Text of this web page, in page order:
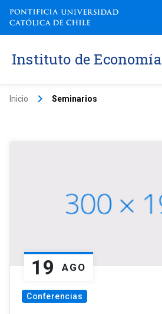
Instituto de Economía
Inicio keyboard_arrow_right Seminarios
19 AGO
Conferencias